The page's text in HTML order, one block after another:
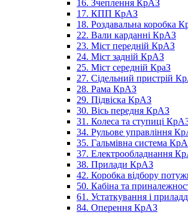
16. Зчеплення КрАЗ
17. КПП КрАЗ
18. Роздавальна коробка
22. Вали карданні КрАЗ
23. Міст передній КрАЗ
24. Міст задній КрАЗ
25. Міст середній КраЗ
27. Сідельний пристрій
28. Рама КрАЗ
29. Підвіска КрАЗ
30. Вісь передня КрАЗ
31. Колеса та ступиці
34. Рульове управління
35. Гальмівна система
37. Електрообладнання
38. Прилади КрАЗ
42. Коробка відбору
50. Кабіна та
61. Устаткування і
84. Оперення КрАЗ